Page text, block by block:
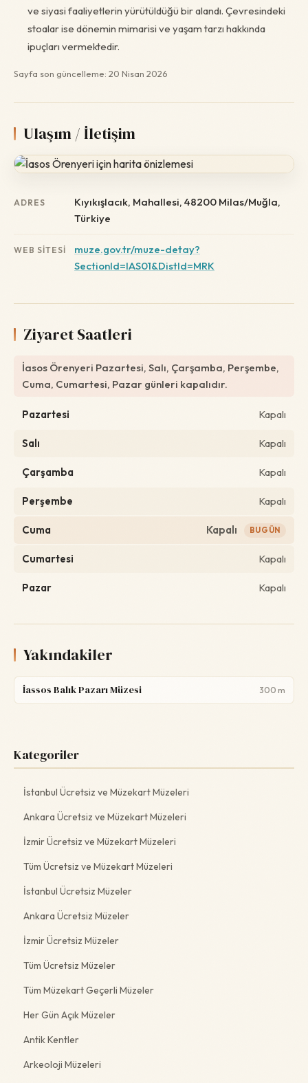
ve siyasi faaliyetlerin yürütüldüğü bir alandı. Çevresindeki
stoalar ise dönemin mimarisi ve yaşam tarzı hakkında
ipuçları vermektedir.
Sayfa son güncelleme: 20 Nisan 2026
Ulaşım / İletişim
ADRES
Kıyıkışlacık, Mahallesi, 48200 Milas/Muğla,
Türkiye
WEB SITESI
muze.gov.tr/muze-detay?
SectionId=IAS01&DistId=MRK
Ziyaret Saatleri
İasos Örenyeri Pazartesi, Salı, Çarşamba, Perşembe,
Cuma, Cumartesi, Pazar günleri kapalıdır.
Pazartesi Kapalı
Salı Kapalı
Çarşamba Kapalı
Perşembe Kapalı
Cuma Kapalı BUGÜN
Cumartesi Kapalı
Pazar Kapalı
Yakındakiler
İassos Balık Pazarı Müzesi 300 m
Kategoriler
İstanbul Ücretsiz ve Müzekart Müzeleri
Ankara Ücretsiz ve Müzekart Müzeleri
İzmir Ücretsiz ve Müzekart Müzeleri
Tüm Ücretsiz ve Müzekart Müzeleri
İstanbul Ücretsiz Müzeler
Ankara Ücretsiz Müzeler
İzmir Ücretsiz Müzeler
Tüm Ücretsiz Müzeler
Tüm Müzekart Geçerli Müzeler
Her Gün Açık Müzeler
Antik Kentler
Arkeoloji Müzeleri